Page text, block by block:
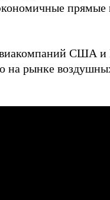
прямые
США и
на рынке